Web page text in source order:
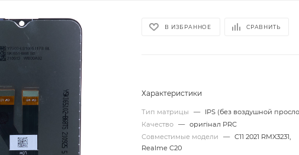
В ИЗБРАННОЕ СРАВНИТЬ
Характеристики
Тип матрицы —
IPS (без воздушной
Качество — оригінал PRC
Совместимые модели
— C11 2021 RMX3231,
Realme C20